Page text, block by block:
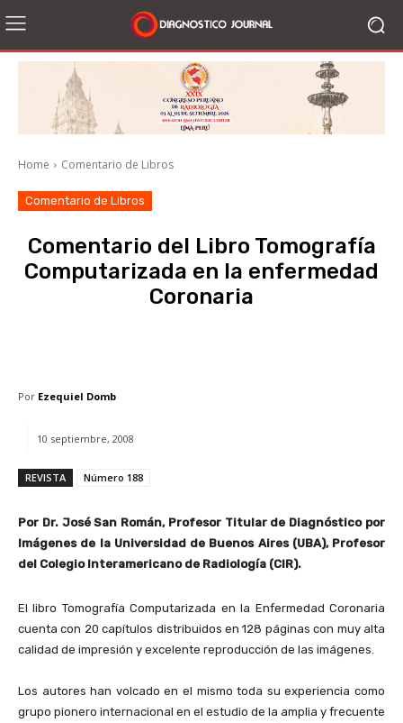
Home Comentario de Libros
Comentario de Libros
Comentario del Libro Tomografía
Computarizada en la enfermedad
Coronaria
Por Ezequiel Domb
10 septiembre, 2008
REVISTA Número 188
Por Dr. José San Román, Profesor Titular de Diagnóstico por
Imágenes de la Universidad de Buenos Aires (UBA), Profesor
del Colegio Interamericano de Radiología (CIR).
El libro Tomografía Computarizada en la Enfermedad Coronaria
cuenta con 20 capítulos distribuidos en 128 páginas con muy alta
calidad de impresión y excelente reproducción de las imágenes.
Los autores han volcado en el mismo toda su experiencia como
grupo pionero internacional en el estudio de la amplia y frecuente